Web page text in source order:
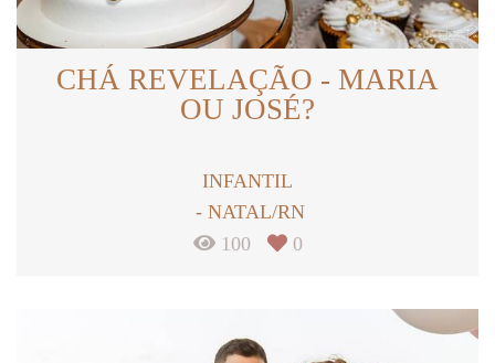
CHÁ REVELAÇÃO - MARIA
OU JOSÉ?
INFANTIL
NATAL/RN
100
0